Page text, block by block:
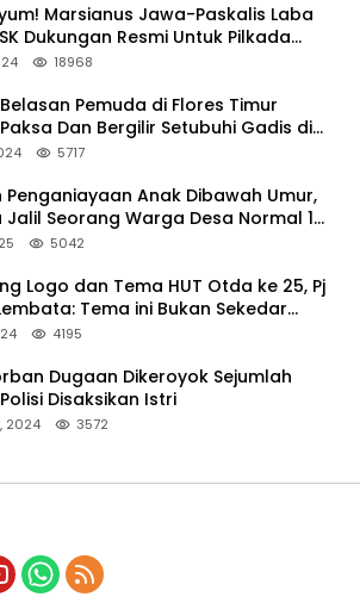
Marsianus Jawa-Paskalis Laba
Dukungan Resmi Untuk Pilkada
18968
Pemuda di Flores Timur
Dan Bergilir Setubuhi Gadis di
5717
Penganiayaan Anak Dibawah Umur,
Jalil Seorang Warga Desa Normal 1
ke Polisi
5042
Logo dan Tema HUT Otda ke 25, Pj
Tema ini Bukan Sekedar
4195
Dugaan Dikeroyok Sejumlah
Disaksikan Istri
2024 3572